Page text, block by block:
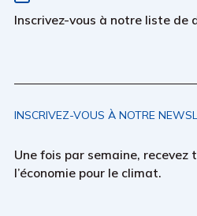
Inscrivez-vous à notre liste de
INSCRIVEZ-VOUS À NOTRE
Une fois par semaine, recevez
l’économie pour le climat.